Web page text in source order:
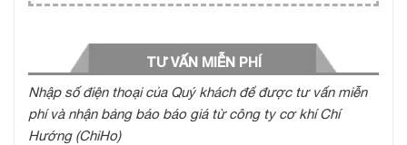
TƯ VẤN MIỄN PHÍ
Nhập số điện thoại của Quý khách để được tư vấn miễn
phí và nhận bảng báo báo giá từ công ty cơ khí Chí
Hướng (ChiHo)